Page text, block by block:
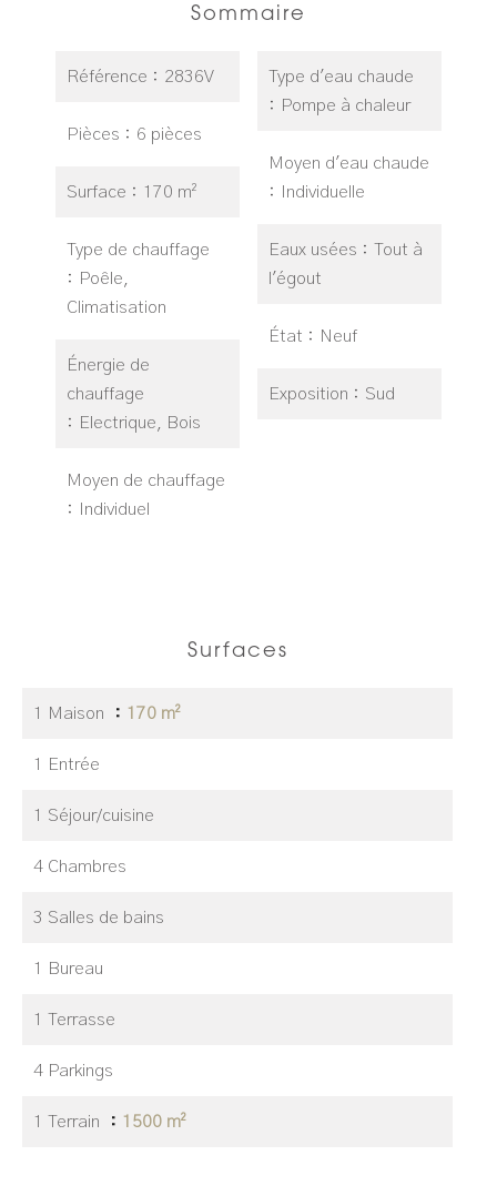
Sommaire
Référence 2836V
Pièces 6 pièces
Surface 170 m²
Type de chauffage
Poêle,
Climatisation
Énergie de
chauffage
Electrique, Bois
Moyen de chauffage
Individuel
Type d'eau chaude
Pompe à chaleur
Moyen d'eau chaude
Individuelle
Eaux usées
Tout à
l'égout
État Neuf
Exposition Sud
Surfaces
1 Maison 170 m²
1 Entrée
1 Séjour/cuisine
4 Chambres
3 Salles de bains
1 Bureau
1 Terrasse
4 Parkings
1 Terrain 1500 m²